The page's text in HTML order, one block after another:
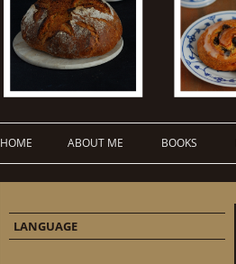
HOME ABOUT ME BOOKS
LANGUAGE